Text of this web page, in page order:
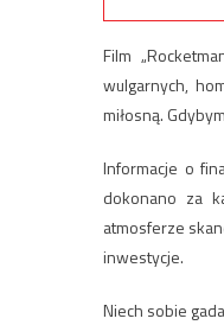
Film
wulgarnych,
miłosną.
Informacje o
dokonano za
atmosferze
inwestycje.
Niech sobie